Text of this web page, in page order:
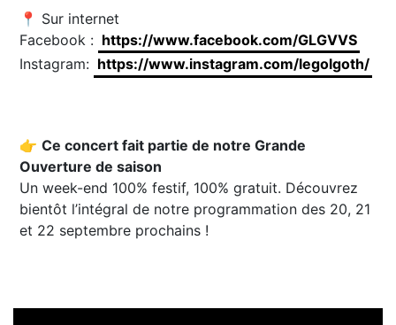
📍 Sur internet
Facebook : https://www.facebook.com/GLGVVS
Instagram: https://www.instagram.com/legolgoth/
👉Ce concert fait partie de notre Grande
Ouverture de saison
Un week-end 100% festif, 100% gratuit. Découvrez
bientôt l’intégral de notre programmation des 20, 21
et 22 septembre prochains !